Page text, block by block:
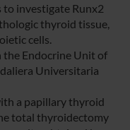
to investigate Runx2
thyroid tissue,
cells.
the Endocrine Unit of
Universitaria
a papillary thyroid
total thyroidectomy